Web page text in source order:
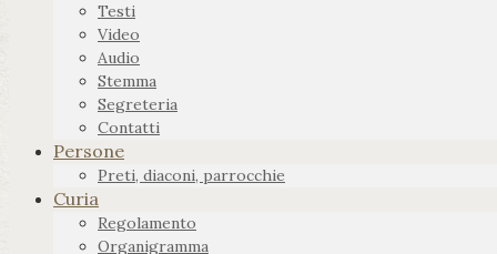
Testi
Video
Audio
Stemma
Segreteria
Contatti
Persone
Preti, diaconi, parrocchie
Curia
Regolamento
Organigramma